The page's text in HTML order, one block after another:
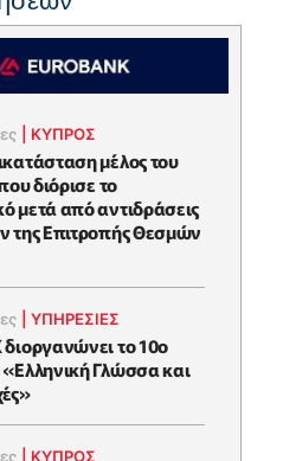
ΚΥΠΡΟΣ
μέλος του
διόρισε το
μετά από αντιδράσεις
της Επιτροπής Θεσμών
|ΥΠΗΡΕΣΙΕΣ
το 10ο
«Ελληνική Γλώσσα και
ΚΥΠΡΟΣ